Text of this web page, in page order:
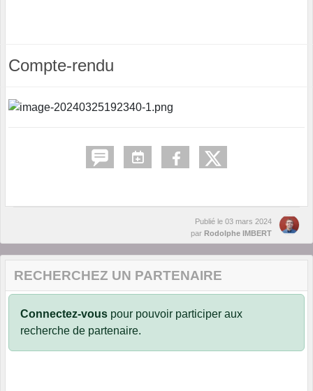
Compte-rendu
Publié le 03 mars 2024
par Rodolphe IMBERT
RECHERCHEZ UN PARTENAIRE
Connectez-vous pour pouvoir participer aux
recherche de partenaire.